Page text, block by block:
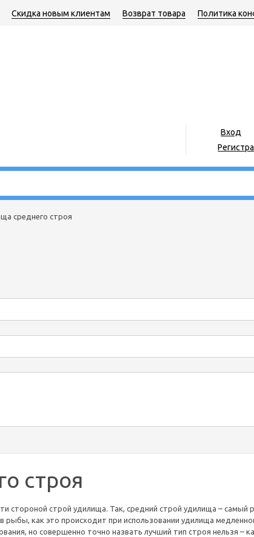
Скидка новым клиентам Возврат товара Политика
Вход
среднего строя
строя
стороной строй удилища. Так, средний строй удилища – самый
рыбы, как это происходит при использовании удилища
но совершенно точно назвать лучший тип строя нельзя –